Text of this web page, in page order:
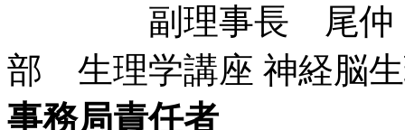
副理事長 尾仲 達
部 生理学講座 神経脳
事務局責任者